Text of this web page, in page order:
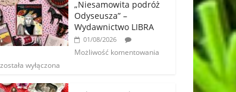
„Niesamowita podróż
Odyseusza” –
Wydawnictwo LIBRA
01/08/2026
Możliwość komentowania
została wyłączona